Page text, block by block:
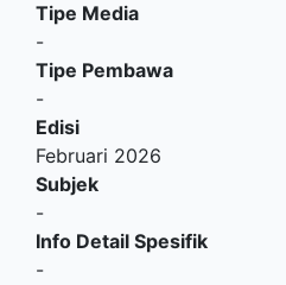
Tipe Media
-
Tipe Pembawa
-
Edisi
Februari 2026
Subjek
-
Info Detail Spesifik
-